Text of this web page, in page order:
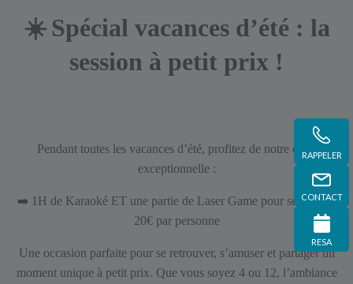
RAPPELER
CONTACT
RESA
☀️ Spécial vacances d’été : la
session à petit prix !
Pendant toutes les vacances d’été, profitez de notre offre
exceptionnelle :
➡️ 1H de Karaoké ET une partie de Laser Game pour seulement
20€ par personne
Une occasion parfaite pour se retrouver, s’amuser et partager un
moment unique à petit prix. Que vous soyez 4 ou 12, l’ambiance